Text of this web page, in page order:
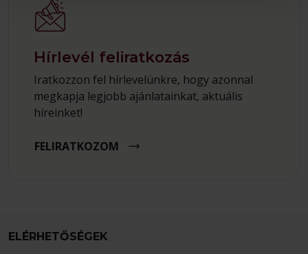
Hírlevél feliratkozás
Iratkozzon fel hírlevelünkre, hogy azonnal
megkapja legjobb ajánlatainkat, aktuális
híreinket!
FELIRATKOZOM
ELÉRHETŐSÉGEK